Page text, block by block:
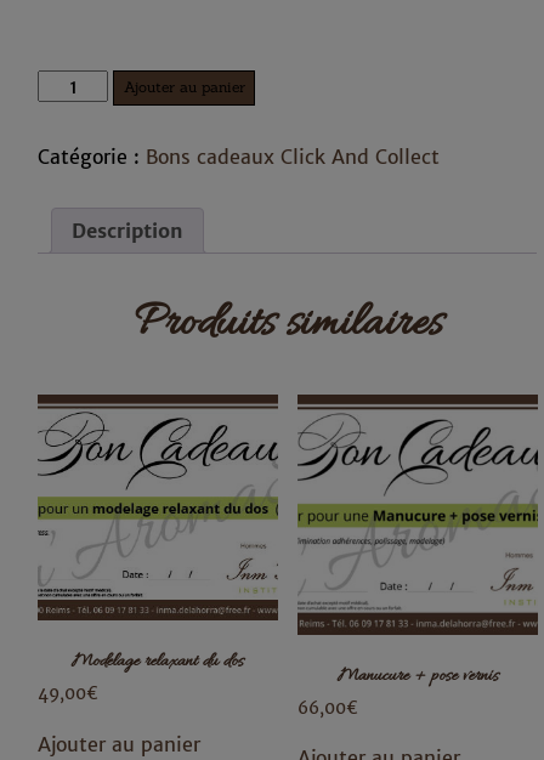
quantité
de
Sensoriel
Ajouter au panier
Catégorie : Bons cadeaux Click And Collect
Description
Produits similaires
Modelage relaxant du dos
49,00€
Ajouter au panier
Manucure + pose vernis
66,00€